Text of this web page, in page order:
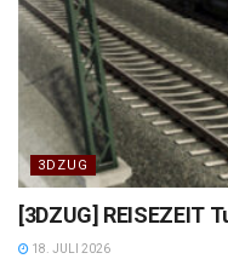
3DZUG
[3DZUG] REISEZEIT
18. JULI 2026